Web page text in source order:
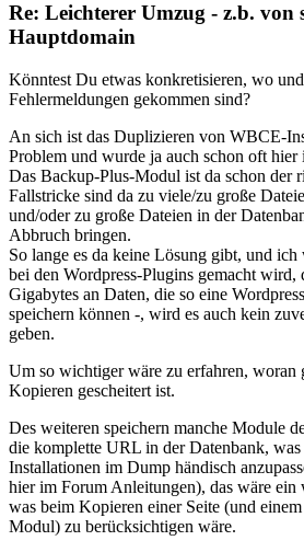
Re: Leichterer Umzug - z.b. von
Hauptdomain
Könntest Du etwas konkretisieren, wo
Fehlermeldungen gekommen sind?
An sich ist das Duplizieren von WBCE-
Problem und wurde ja auch schon oft hier
Das Backup-Plus-Modul ist da schon der
Fallstricke sind da zu viele/zu große
und/oder zu große Dateien in der
Abbruch bringen.
So lange es da keine Lösung gibt, und
bei den Wordpress-Plugins gemacht wird,
Gigabytes an Daten, die so eine
speichern können -, wird es auch kein
geben.
Um so wichtiger wäre zu erfahren, woran
Kopieren gescheitert ist.
Des weiteren speichern manche Module
die komplette URL in der Datenbank,
Installationen im Dump händisch
hier im Forum Anleitungen), das wäre ein
was beim Kopieren einer Seite (und
Modul) zu berücksichtigen wäre.